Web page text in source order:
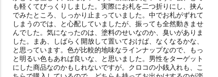
も軽くてびっくりしました。実際にお札を二つ折りにし、挟ん
でみたところ、しっかり止まっていました。中でお札がずれて
しまうのでは、と心配していましたが、振っても全然動きませ
んでした。気になったのは、塗料のせいなのか、臭いがありま
した。まあ、しばらく開放して置いておけば、なくなるかな、
と思っています。色が比較的地味なラインナップなので、もっ
と明るい色もあれば良いな、と思いました。男性をターゲット
にした商品なのかもしれないですが。クロコの小銭入れも、こ